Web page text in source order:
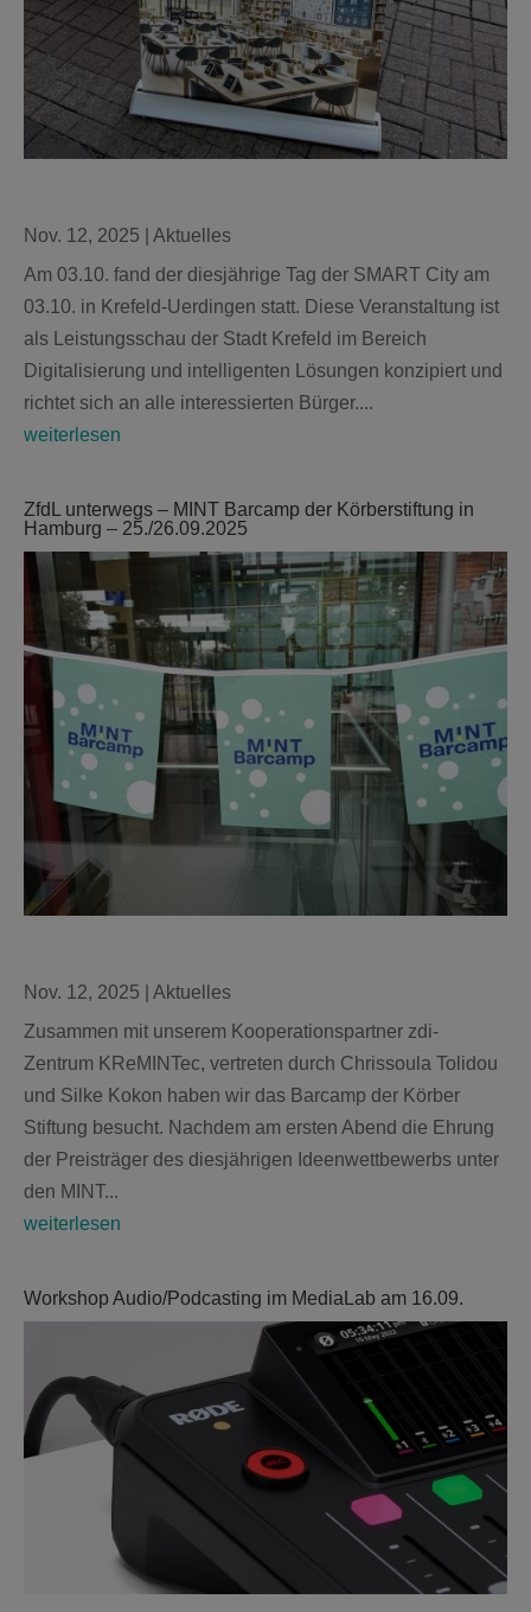
Nov. 12, 2025
Aktuelles
Am 03.10. fand der diesjährige Tag der SMART City am
03.10. in Krefeld-Uerdingen statt. Diese Veranstaltung ist
als Leistungsschau der Stadt Krefeld im Bereich
Digitalisierung und intelligenten Lösungen konzipiert und
richtet sich an alle interessierten Bürger....
weiterlesen
ZfdL unterwegs – MINT Barcamp der Körberstiftung in
Hamburg – 25./26.09.2025
Nov. 12, 2025
Aktuelles
Zusammen mit unserem Kooperationspartner zdi-
Zentrum KReMINTec, vertreten durch Chrissoula Tolidou
und Silke Kokon haben wir das Barcamp der Körber
Stiftung besucht. Nachdem am ersten Abend die Ehrung
der Preisträger des diesjährigen Ideenwettbewerbs unter
den MINT...
weiterlesen
Workshop Audio/Podcasting im MediaLab am 16.09.